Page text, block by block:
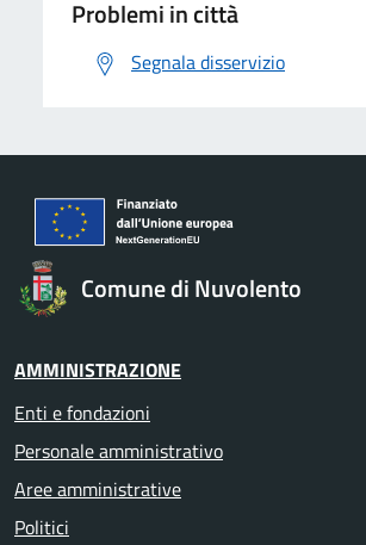
Problemi in città
Segnala disservizio
Comune di Nuvolento
AMMINISTRAZIONE
Enti e fondazioni
Personale amministrativo
Aree amministrative
Politici